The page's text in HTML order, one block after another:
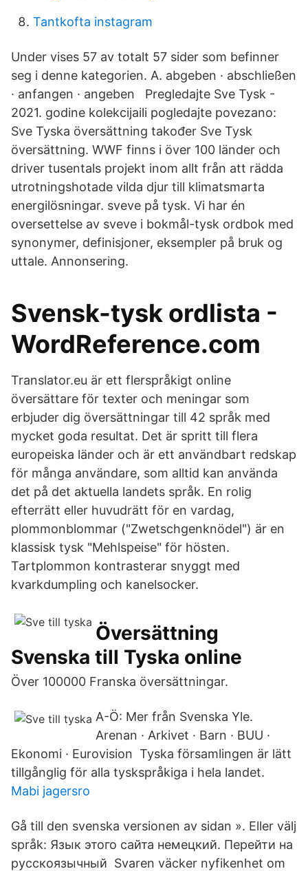
Tantkofta instagram
Under vises 57 av totalt 57 sider som befinner
seg i denne kategorien. A. abgeben · abschließen
· anfangen · angeben Pregledajte Sve Tysk -
2021. godine kolekcijaili pogledajte povezano:
Sve Tyska översättning također Sve Tysk
översättning. WWF finns i över 100 länder och
driver tusentals projekt inom allt från att rädda
utrotningshotade vilda djur till klimatsmarta
energilösningar. sveve på tysk. Vi har én
oversettelse av sveve i bokmål-tysk ordbok med
synonymer, definisjoner, eksempler på bruk og
uttale. Annonsering.
Svensk-tysk ordlista -
WordReference.com
Translator.eu är ett flerspråkigt online
översättare för texter och meningar som
erbjuder dig översättningar till 42 språk med
mycket goda resultat. Det är spritt till flera
europeiska länder och är ett användbart redskap
för många användare, som alltid kan använda
det på det aktuella landets språk. En rolig
efterrätt eller huvudrätt för en vardag,
plommonblommar ("Zwetschgenknödel") är en
klassisk tysk "Mehlspeise" för hösten.
Tartplommon kontrasterar snyggt med
kvarkdumpling och kanelsocker.
Översättning
Svenska till Tyska online
Över 100000 Franska översättningar.
A-Ö: Mer från Svenska Yle.
Arenan · Arkivet · Barn · BUU ·
Ekonomi · Eurovision Tyska församlingen är lätt
tillgånglig för alla tyskspråkiga i hela landet.
Mabi jagersro
Gå till den svenska versionen av sidan ». Eller välj
språk: Язык этого сайта немецкий. Перейти на
русскоязычный Svaren väcker nyfikenhet om